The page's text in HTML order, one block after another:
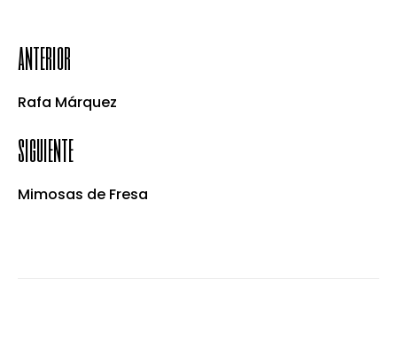
anterior
Rafa Márquez
siguiente
Mimosas de Fresa